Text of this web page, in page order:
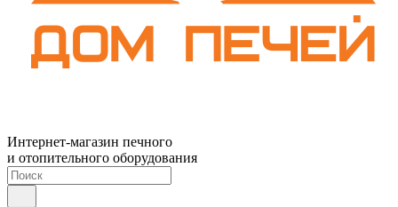
Интернет-магазин печного
и отопительного оборудования